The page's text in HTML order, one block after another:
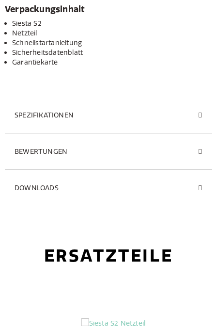
Verpackungsinhalt
Siesta S2
Netzteil
Schnellstartanleitung
Sicherheitsdatenblatt
Garantiekarte
SPEZIFIKATIONEN
BEWERTUNGEN
DOWNLOADS
ERSATZTEILE